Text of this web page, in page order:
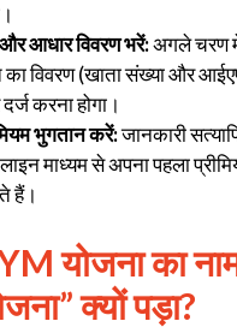
आधार विवरण भरें:अगले चरण
का विवरण (खाता संख्या और
करना होगा।
भुगतान करें:जानकारी
माध्यम से अपना पहला
हैं।
योजना का
क्यों पड़ा?